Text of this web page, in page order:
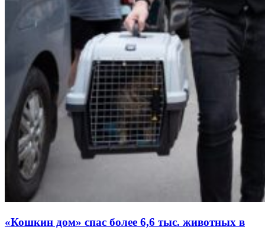
«Кошкин дом» спас более 6,6 тыс. животных в